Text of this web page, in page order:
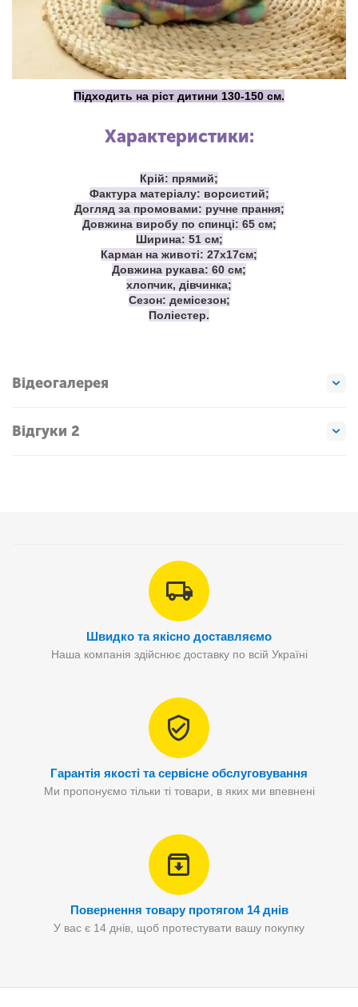
Підходить на ріст дитини 130-150 см.
Характеристики:
Крій: прямий;
Фактура матеріалу: ворсистий;
Догляд за промовами: ручне прання;
Довжина виробу по спинці: 65 см;
Ширина: 51 см;
Карман на животі: 27х17см;
Довжина рукава: 60 см;
хлопчик, дівчинка;
Сезон: демісезон;
Поліестер.
Відеогалерея
Відгуки 2
Швидко та якісно доставляємо
Наша компанія здійснює доставку по всій Україні
Гарантія якості та сервісне обслуговування
Ми пропонуємо тільки ті товари, в яких ми впевнені
Повернення товару протягом 14 днів
У вас є 14 днів, щоб протестувати вашу покупку